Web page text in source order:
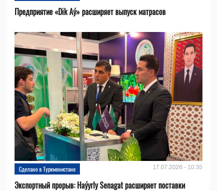
Предприятие «Dik Aý» расширяет выпуск матрасов
Сделано в Туркменистане 17.07.2026 - 10:35
Экспортный прорыв: Haýyrly Senagat расширяет поставки